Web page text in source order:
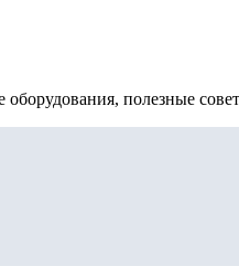
полезные